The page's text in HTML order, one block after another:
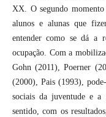
XX. O segundo
alunos e alunas que
entender como se dá a
ocupação. Com a
Gohn (2011), Poerner
(2000), Pais (1993),
sociais da juventude e a
sentido, com os